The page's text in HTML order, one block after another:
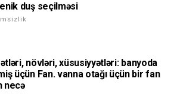
duş seçilməsi
növləri, xüsusiyyətləri: banyoda
üçün Fan. vanna otağı üçün bir fan
necə